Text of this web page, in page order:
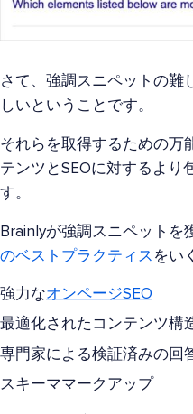
さて、強調スニペットの難
しいということです。
それらを取得するための万
テンツとSEOに対するより
す。
Brainlyが強調スニペットを
のベストプラクティス をい
強力なオンページSEO
最適化されたコンテンツ構
専門家による検証済みの回
スキーママークアップ